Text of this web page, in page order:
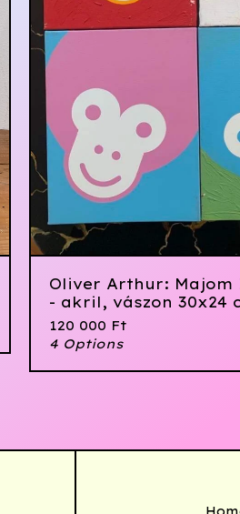
Oliver Arthur:
- akril, vászon 30x24
120 000 Ft
4 Options